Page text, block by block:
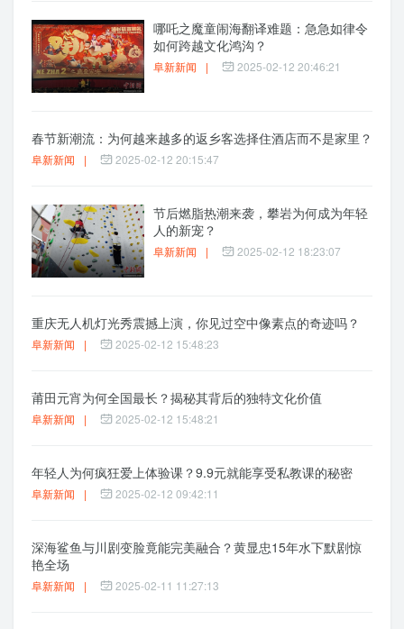
哪吒之魔童闹海翻译难题：急急如律令
如何跨越文化鸿沟？
阜新新闻 | 2025-02-12 20:46:21
春节新潮流：为何越来越多的返乡客选择住酒店而不是家里？
阜新新闻 | 2025-02-12 20:15:47
节后燃脂热潮来袭，攀岩为何成为年轻
人的新宠？
阜新新闻 | 2025-02-12 18:23:07
重庆无人机灯光秀震撼上演，你见过空中像素点的奇迹吗？
阜新新闻 | 2025-02-12 15:48:23
莆田元宵为何全国最长？揭秘其背后的独特文化价值
阜新新闻 | 2025-02-12 15:48:21
年轻人为何疯狂爱上体验课？9.9元就能享受私教课的秘密
阜新新闻 | 2025-02-12 09:42:11
深海鲨鱼与川剧变脸竟能完美融合？黄显忠15年水下默剧惊
艳全场
阜新新闻 | 2025-02-11 11:27:13